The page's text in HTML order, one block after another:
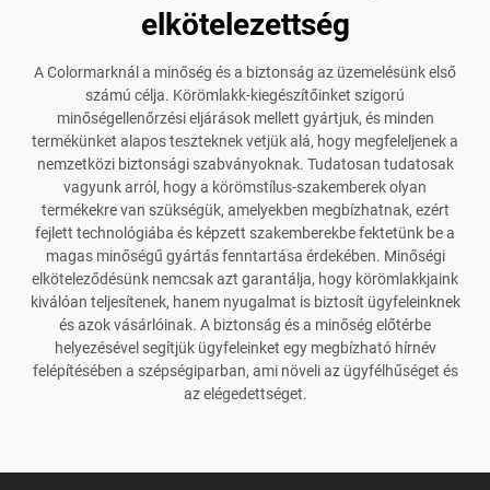
elkötelezettség
A Colormarknál a minőség és a biztonság az üzemelésünk első
számú célja. Körömlakk-kiegészítőinket szigorú
minőségellenőrzési eljárások mellett gyártjuk, és minden
termékünket alapos teszteknek vetjük alá, hogy megfeleljenek a
nemzetközi biztonsági szabványoknak. Tudatosan tudatosak
vagyunk arról, hogy a körömstílus-szakemberek olyan
termékekre van szükségük, amelyekben megbízhatnak, ezért
fejlett technológiába és képzett szakemberekbe fektetünk be a
magas minőségű gyártás fenntartása érdekében. Minőségi
elköteleződésünk nemcsak azt garantálja, hogy körömlakkjaink
kiválóan teljesítenek, hanem nyugalmat is biztosít ügyfeleinknek
és azok vásárlóinak. A biztonság és a minőség előtérbe
helyezésével segítjük ügyfeleinket egy megbízható hírnév
felépítésében a szépségiparban, ami növeli az ügyfélhűséget és
az elégedettséget.